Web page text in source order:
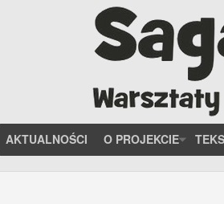
AKTUALNOŚCI O PROJEKCIE